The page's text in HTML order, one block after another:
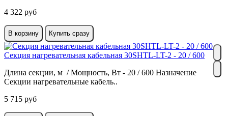
4 322 руб
В корзину Купить сразу
Секция нагревательная кабельная 30SHTL-LT-2 - 20 / 600
Длина секции, м / Мощность, Вт - 20 / 600 Назначение
Секции нагревательные кабель..
5 715 руб